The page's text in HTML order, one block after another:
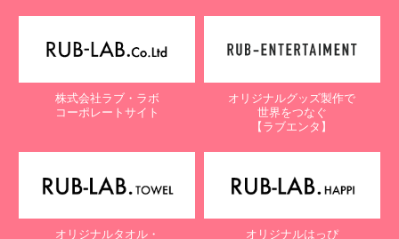
株式会社ラブ・ラボ
コーポレートサイト
オリジナルグッズ製作で
世界をつなぐ
【ラブエンタ】
オリジナルタオル・ オリジナルはっぴ